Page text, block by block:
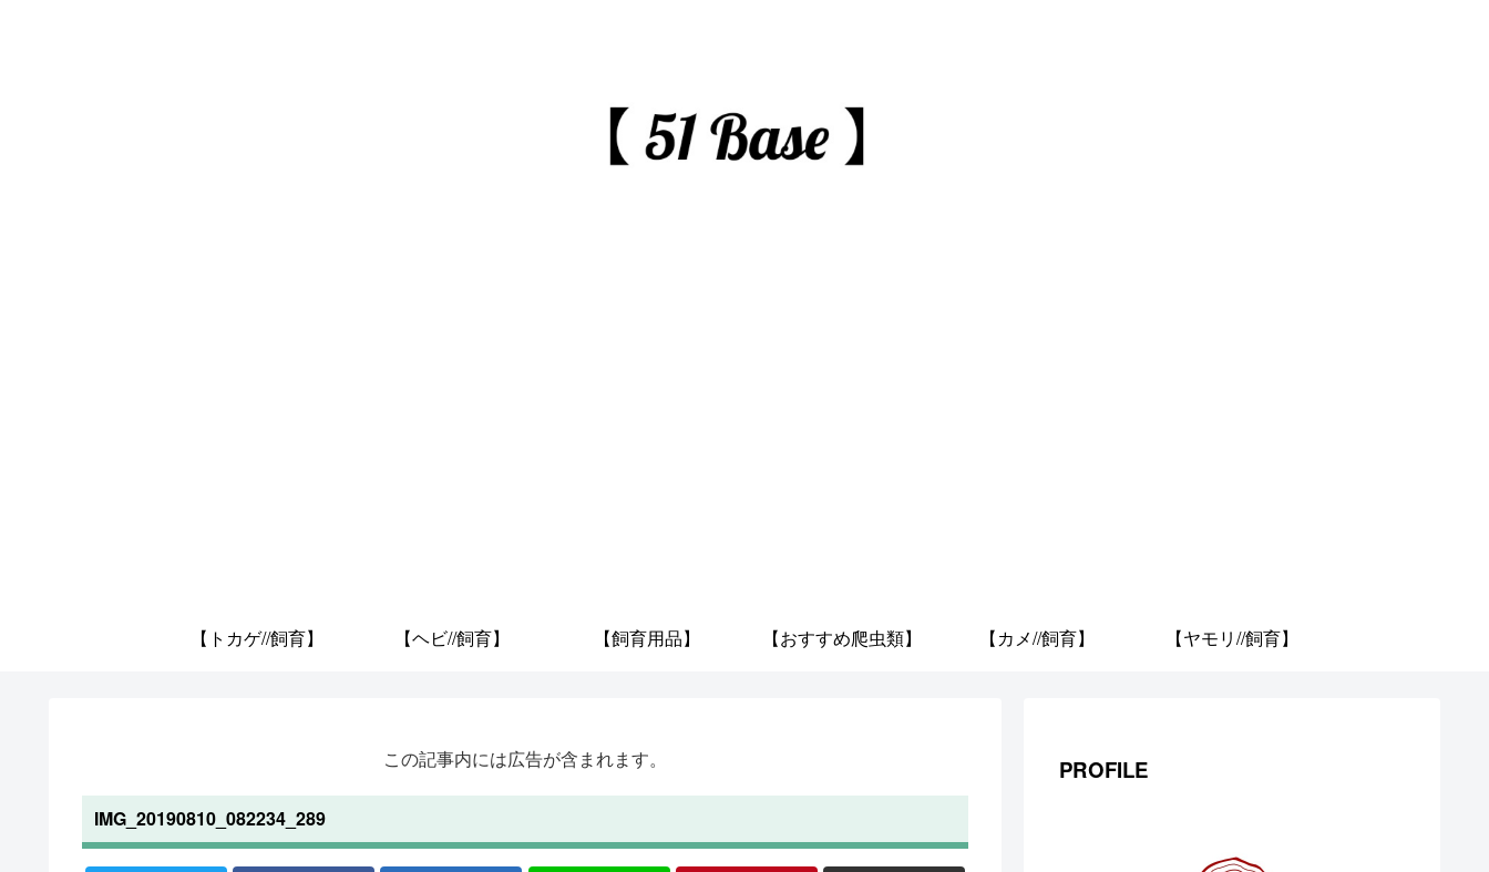
【トカゲ//飼育】 【ヘビ//飼育】 【飼育用品】 【おすすめ爬虫類】 【カメ//飼育】 【ヤモリ//飼育】
この記事内には広告が含まれます。
IMG_20190810_082234_289
PROFILE